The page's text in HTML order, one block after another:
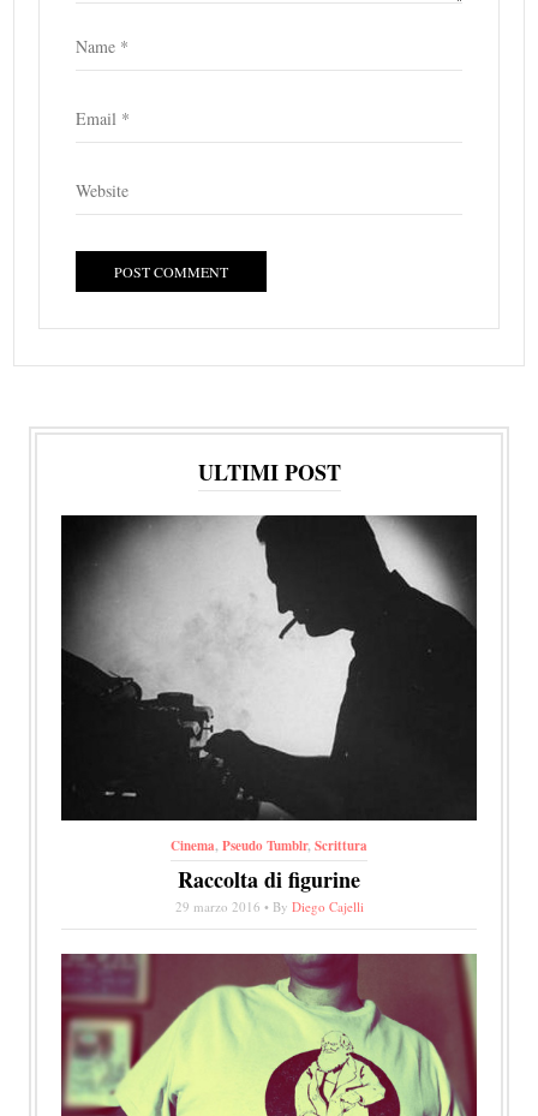
ULTIMI POST
Cinema,Pseudo Tumblr,Scrittura
Raccolta di figurine
29 marzo 2016 • By Diego Cajelli